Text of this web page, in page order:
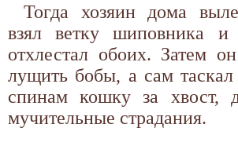
Тогда хозяин дома
взял ветку шиповника и
отхлестал обоих. Затем
лущить бобы, а сам
спинам кошку за хвост,
мучительные страдания.